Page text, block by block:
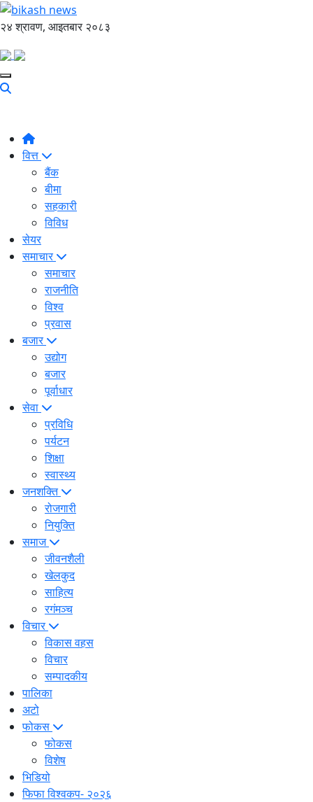
२४ श्रावण, आइतबार २०८३
वित्त
बैंक
बीमा
सहकारी
विविध
सेयर
समाचार
समाचार
राजनीति
विश्व
प्रवास
बजार
उद्योग
बजार
पूर्वाधार
सेवा
प्रविधि
पर्यटन
शिक्षा
स्वास्थ्य
जनशक्ति
रोजगारी
नियुक्ति
समाज
जीवनशैली
खेलकुद
साहित्य
रगंमञ्च
विचार
विकास वहस
विचार
सम्पादकीय
पालिका
अटो
फोकस
फोकस
विशेष
भिडियो
फिफा विश्वकप- २०२६